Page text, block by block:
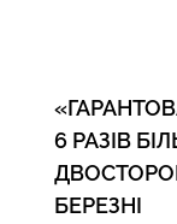
6 РАЗІВ
БЕРЕЗНІ